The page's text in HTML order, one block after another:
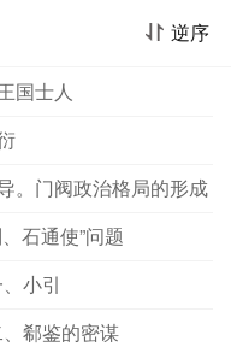
朝；门阀政治是皇权
共治。本书不落以婚
治史中的这一重要问
术价值。
逆序
国士人
。门阀政治格局的形成
石通使”问题
小引
郗鉴的密谋